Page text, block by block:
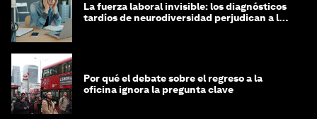
La fuerza laboral invisible: los diagnósticos
tardíos de neurodiversidad perjudican a las
Por qué el debate sobre el regreso a la
oficina ignora la pregunta clave